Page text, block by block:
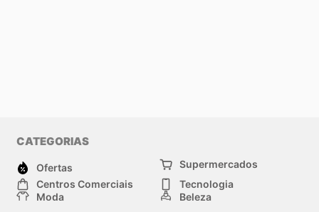
CATEGORIAS
Ofertas
Supermercados
Centros Comerciais
Tecnologia
Moda
Beleza